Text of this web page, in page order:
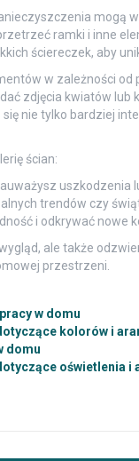
mogą
ramki i inne
ściereczek, aby
w zależności od
zdjęcia kwiatów lub
nie tylko bardziej
ścian:
uszkodzenia
trendów czy
i odkrywać nowe
ale także
przestrzeni.
w domu
kolorów i
domu
oświetlenia i